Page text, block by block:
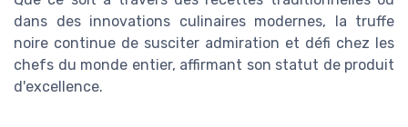
dans des innovations culinaires modernes, la truffe
noire continue de susciter admiration et défi chez les
chefs du monde entier, affirmant son statut de produit
d'excellence.